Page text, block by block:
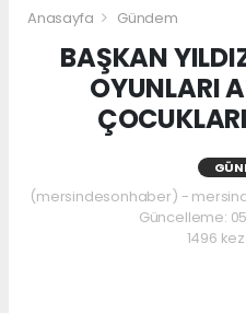
Anasayfa Gündem
BAŞKAN
OYUNLARI
(mersindesonhaber) -
Güncelleme:
1496